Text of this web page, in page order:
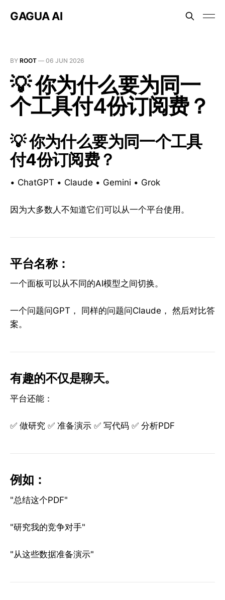
GAGUA AI
BY ROOT — 06 JUN 2026
💡 你为什么要为同一
个工具付4份订阅费？
💡 你为什么要为同一个工具
付4份订阅费？
• ChatGPT • Claude • Gemini • Grok
因为大多数人不知道它们可以从一个平台使用。
平台名称：
一个面板可以从不同的AI模型之间切换。
一个问题问GPT， 同样的问题问Claude， 然后对比答
案。
有趣的不仅是聊天。
平台还能：
✅ 做研究 ✅ 准备演示 ✅ 写代码 ✅ 分析PDF
例如：
"总结这个PDF"
"研究我的竞争对手"
"从这些数据准备演示"